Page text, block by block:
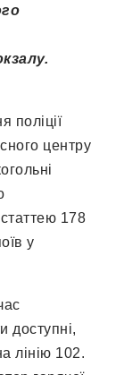
поліції
центру
статтею 178
у
доступні,
лінію 102.